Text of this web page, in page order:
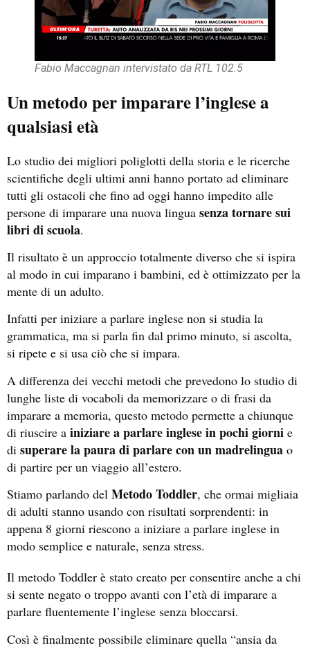
Fabio Maccagnan intervistato da RTL 102.5
Un metodo per imparare l’inglese a
qualsiasi età
Lo studio dei migliori poliglotti della storia e le ricerche
scientifiche degli ultimi anni hanno portato ad eliminare
tutti gli ostacoli che fino ad oggi hanno impedito alle
persone di imparare una nuova lingua senza tornare sui
libri di scuola.
Il risultato è un approccio totalmente diverso che si ispira
al modo in cui imparano i bambini, ed è ottimizzato per la
mente di un adulto.
Infatti per iniziare a parlare inglese non si studia la
grammatica, ma si parla fin dal primo minuto, si ascolta,
si ripete e si usa ciò che si impara.
A differenza dei vecchi metodi che prevedono lo studio di
lunghe liste di vocaboli da memorizzare o di frasi da
imparare a memoria, questo metodo permette a chiunque
di riuscire a iniziare a parlare inglese in pochi giorni e
di superare la paura di parlare con un madrelingua o
di partire per un viaggio all’estero.
Stiamo parlando del Metodo Toddler, che ormai migliaia
di adulti stanno usando con risultati sorprendenti: in
appena 8 giorni riescono a iniziare a parlare inglese in
modo semplice e naturale, senza stress.
Il metodo Toddler è stato creato per consentire anche a chi
si sente negato o troppo avanti con l’età di imparare a
parlare fluentemente l’inglese senza bloccarsi.
Così è finalmente possibile eliminare quella “ansia da